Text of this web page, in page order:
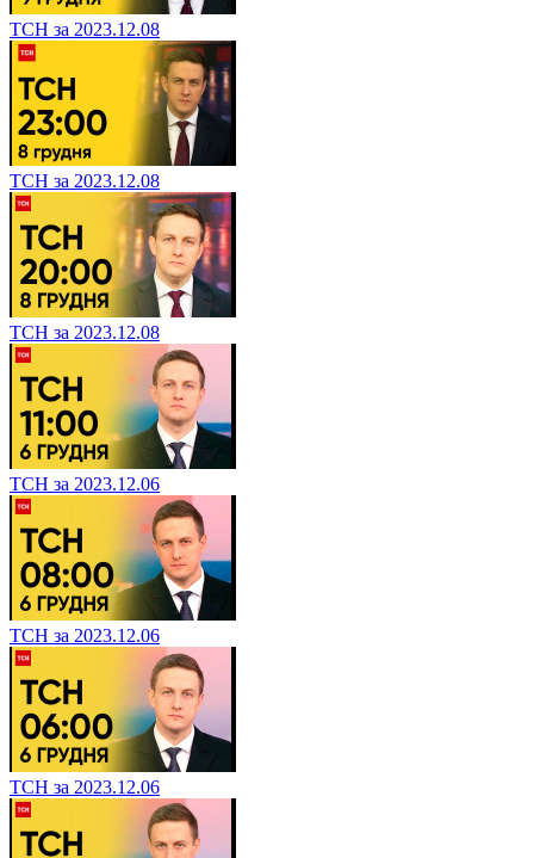
ТСН за 2023.12.08
ТСН за 2023.12.08
ТСН за 2023.12.08
ТСН за 2023.12.06
ТСН за 2023.12.06
ТСН за 2023.12.06